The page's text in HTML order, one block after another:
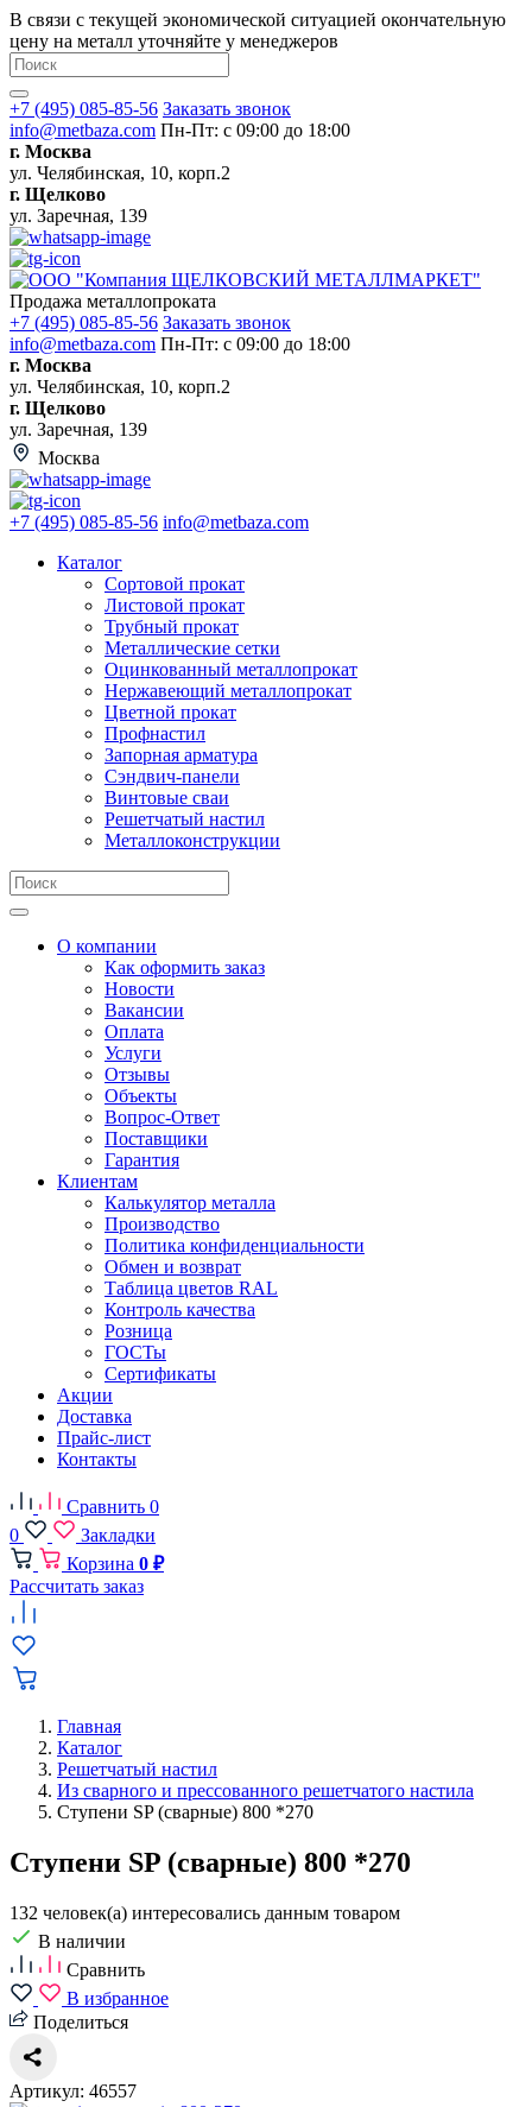
В связи с текущей экономической ситуацией окончательную
цену на металл уточняйте у менеджеров
+7 (495) 085-85-56 Заказать звонок
info@metbaza.com Пн-Пт: с 09:00 до 18:00
г. Москва
ул. Челябинская, 10, корп.2
г. Щелково
ул. Заречная, 139
Продажа металлопроката
+7 (495) 085-85-56 Заказать звонок
info@metbaza.com Пн-Пт: с 09:00 до 18:00
г. Москва
ул. Челябинская, 10, корп.2
г. Щелково
ул. Заречная, 139
Москва
+7 (495) 085-85-56 info@metbaza.com
Каталог
Сортовой прокат
Листовой прокат
Трубный прокат
Металлические сетки
Оцинкованный металлопрокат
Нержавеющий металлопрокат
Цветной прокат
Профнастил
Запорная арматура
Сэндвич-панели
Винтовые сваи
Решетчатый настил
Металлоконструкции
О компании
Как оформить заказ
Новости
Вакансии
Оплата
Услуги
Отзывы
Объекты
Вопрос-Ответ
Поставщики
Гарантия
Клиентам
Калькулятор металла
Производство
Политика конфиденциальности
Обмен и возврат
Таблица цветов RAL
Контроль качества
Розница
ГОСТы
Сертификаты
Акции
Доставка
Прайс-лист
Контакты
Сравнить 0
0
Закладки
Корзина 0 ₽
Рассчитать заказ
Главная
Каталог
Решетчатый настил
Из сварного и прессованного решетчатого настила
Ступени SP (сварные) 800 *270
Ступени SP (сварные) 800 *270
132 человек(а) интересовались данным товаром
В наличии
Сравнить
В избранное
Поделиться
Артикул: 46557